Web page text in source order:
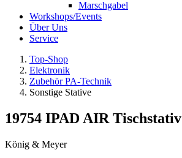
Marschgabel
Workshops/Events
Über Uns
Service
Top-Shop
Elektronik
Zubehör PA-Technik
Sonstige Stative
19754 IPAD AIR Tischstativ
König & Meyer